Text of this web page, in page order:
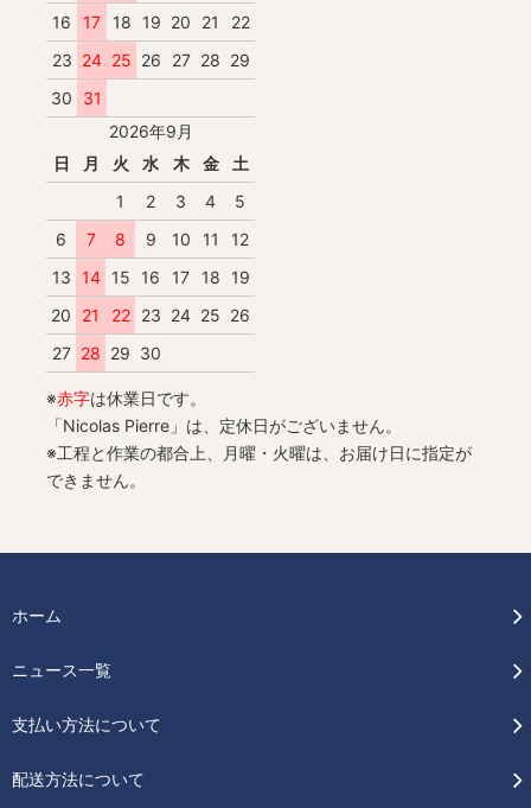
16
17 18 19 20 21
22
23 24 25 26 27 28 29
30
31
2026年9月
日
月 火 水 木 金
土
1
2 3 4
5
6
7 8 9 10 11
12
13
14 15 16 17 18
19
20
21 22 23 24 25 26
27 28 29 30
※赤字は休業日です。
「Nicolas Pierre」は、定休日がございません。
※工程と作業の都合上、月曜・火曜は、お届け日に指定が
できません。
ホーム
ニュース一覧
支払い方法について
配送方法について